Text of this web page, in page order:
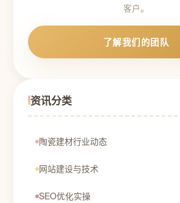
客户。
了解我们的团队
资讯分类
陶瓷建材行业动态
网站建设与技术
SEO优化实操